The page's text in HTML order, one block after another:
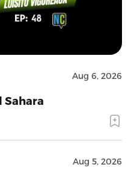
Aug 6, 2026
Sahara
Aug 5, 2026